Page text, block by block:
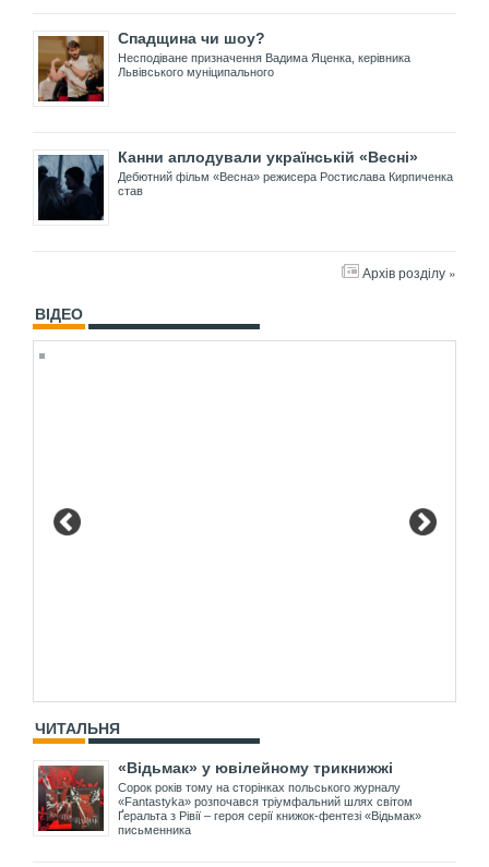
Спадщина чи шоу?
Несподіване призначення Вадима Яценка, керівника
Львівського муніципального
Канни аплодували українській «Весні»
Дебютний фільм «Весна» режисера Ростислава Кирпиченка
став
Архів розділу »
ВІДЕО
ЧИТАЛЬНЯ
«Відьмак» у ювілейному трикнижжі
Сорок років тому на сторінках польського журналу
«Fantastyka» розпочався тріумфальний шлях світом
Ґеральта з Рівії – героя серії книжок-фентезі «Відьмак»
письменника